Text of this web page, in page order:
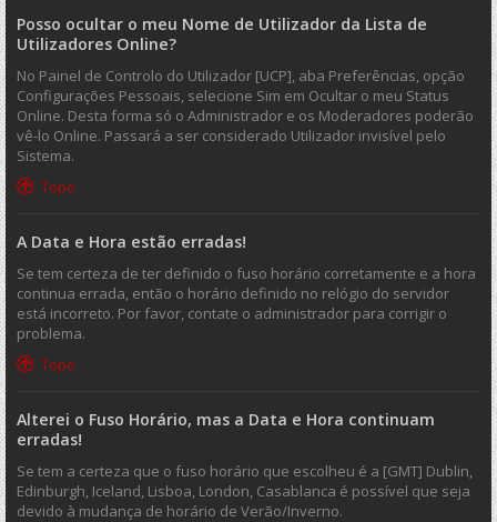
Posso ocultar o meu Nome de Utilizador da Lista de
Utilizadores Online?
No Painel de Controlo do Utilizador [UCP], aba Preferências, opção
Configurações Pessoais, selecione Sim em Ocultar o meu Status
Online. Desta forma só o Administrador e os Moderadores poderão
vê-lo Online. Passará a ser considerado Utilizador invisível pelo
Sistema.
Topo
A Data e Hora estão erradas!
Se tem certeza de ter definido o fuso horário corretamente e a hora
continua errada, então o horário definido no relógio do servidor
está incorreto. Por favor, contate o administrador para corrigir o
problema.
Topo
Alterei o Fuso Horário, mas a Data e Hora continuam
erradas!
Se tem a certeza que o fuso horário que escolheu é a [GMT] Dublin,
Edinburgh, Iceland, Lisboa, London, Casablanca é possível que seja
devido à mudança de horário de Verão/Inverno.